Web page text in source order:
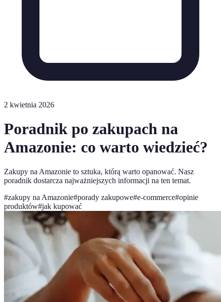
2 kwietnia 2026
Poradnik po zakupach na
Amazonie: co warto wiedzieć?
Zakupy na Amazonie to sztuka, którą warto opanować. Nasz
poradnik dostarcza najważniejszych informacji na ten temat.
#zakupy na Amazonie#porady zakupowe#e-commerce#opinie
produktów#jak kupować